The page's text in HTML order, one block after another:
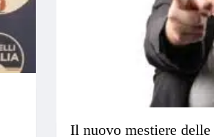
Il nuovo mestiere delle